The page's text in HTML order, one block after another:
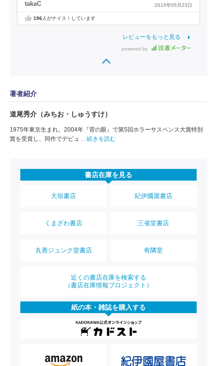
takaC 2015年05月23日
196人がナイス！しています
レビューをもっと見る
powered by
著者紹介
道尾秀介（みちお・しゅうすけ）
1975年東京生まれ。2004年『背の眼』で第5回ホラーサスペンス大賞特別
賞を受賞し、同作でデビュ …続きを読む
書店在庫を見る
大垣書店 紀伊國屋書店
くまざわ書店 三省堂書店
丸善ジュンク堂書店 有隣堂
近くの書店在庫を検索する
（書店在庫情報プロジェクト）
紙の本・雑誌を購入する